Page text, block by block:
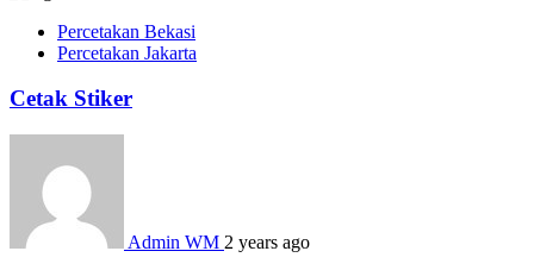
Percetakan Bekasi
Percetakan Jakarta
Cetak Stiker
Admin WM 2 years ago